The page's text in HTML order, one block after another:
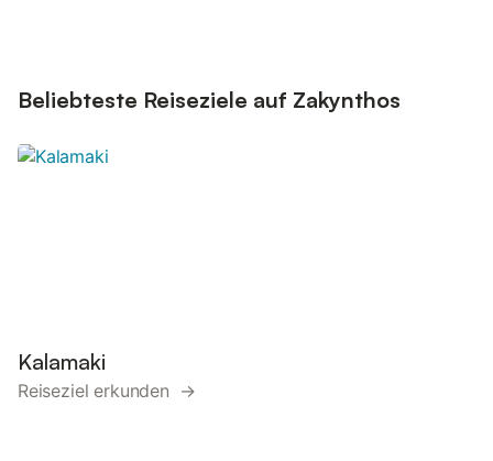
Beliebteste Reiseziele auf Zakynthos
Kalamaki
Reiseziel erkunden →